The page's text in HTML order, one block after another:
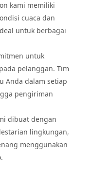
kami memiliki
cuaca dan
untuk berbagai
untuk
pelanggan. Tim
Anda dalam setiap
pengiriman
dibuat dengan
lingkungan,
menggunakan